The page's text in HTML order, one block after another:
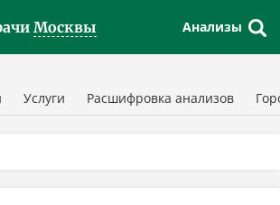
Москвы Анализы
Услуги Расшифровка анализов